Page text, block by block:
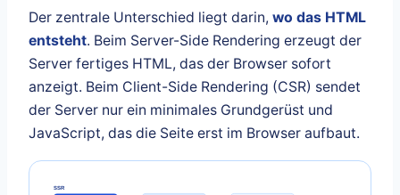
Der zentrale Unterschied liegt darin, wo das HTML
entsteht. Beim Server-Side Rendering erzeugt der
Server fertiges HTML, das der Browser sofort
anzeigt. Beim Client-Side Rendering (CSR) sendet
der Server nur ein minimales Grundgerüst und
JavaScript, das die Seite erst im Browser aufbaut.
SSR